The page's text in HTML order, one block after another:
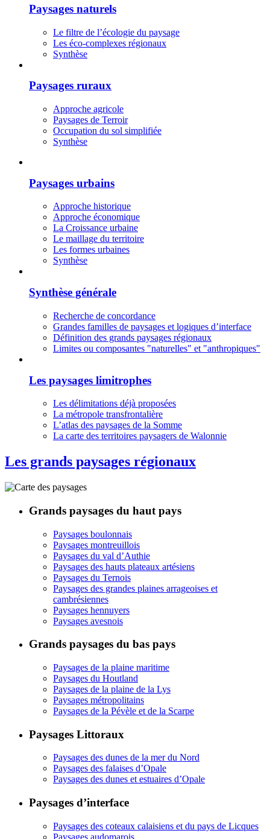
Paysages naturels
Le filtre de l’écologie du paysage
Les éco-complexes régionaux
Synthèse
Paysages ruraux
Approche agricole
Paysages de Terroir
Occupation du sol simplifiée
Synthèse
Paysages urbains
Approche historique
Approche économique
La Croissance urbaine
Le maillage du territoire
Les formes urbaines
Synthèse
Synthèse générale
Recherche de concordance
Grandes familles de paysages et logiques d’interface
Définition des grands paysages régionaux
Limites ou composantes "naturelles" et "anthropiques"
Les paysages limitrophes
Les délimitations déjà proposées
La métropole transfrontalière
L’atlas des paysages de la Somme
La carte des territoires paysagers de Walonnie
Les grands paysages régionaux
Grands paysages du haut pays
Paysages boulonnais
Paysages montreuillois
Paysages du val d’Authie
Paysages des hauts plateaux artésiens
Paysages du Ternois
Paysages des grandes plaines arrageoises et
cambrésiennes
Paysages hennuyers
Paysages avesnois
Grands paysages du bas pays
Paysages de la plaine maritime
Paysages du Houtland
Paysages de la plaine de la Lys
Paysages métropolitains
Paysages de la Pévèle et de la Scarpe
Paysages Littoraux
Paysages des dunes de la mer du Nord
Paysages des falaises d’Opale
Paysages des dunes et estuaires d’Opale
Paysages d’interface
Paysages des coteaux calaisiens et du pays de Licques
Paysages audomarois